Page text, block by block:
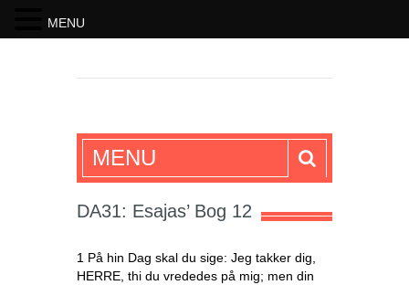
SKRIFTEN
MENU
DA31: Esajas’ Bog 12
1 På hin Dag skal du sige: Jeg takker dig,
HERRE, thi du vrededes på mig; men din
MENU